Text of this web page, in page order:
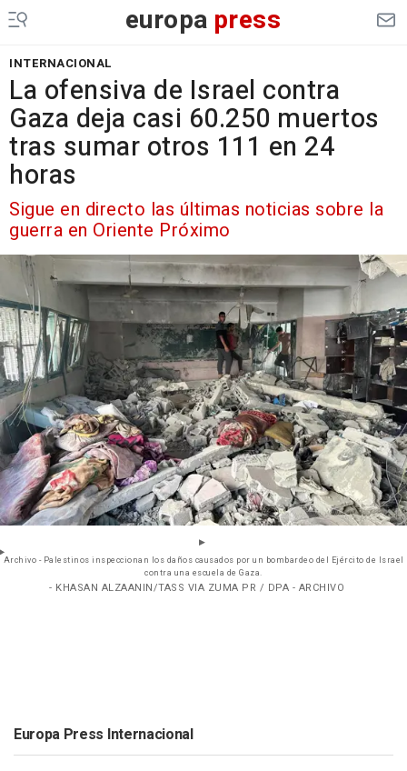
europa press
INTERNACIONAL
La ofensiva de Israel contra
Gaza deja casi 60.250 muertos
tras sumar otros 111 en 24
horas
Sigue en directo las últimas noticias sobre la
guerra en Oriente Próximo
Archivo - Palestinos inspeccionan los daños causados por un bombardeo del Ejército de Israel
contra una escuela de Gaza.
- KHASAN ALZAANIN/TASS VIA ZUMA PR / DPA - ARCHIVO
Europa Press Internacional